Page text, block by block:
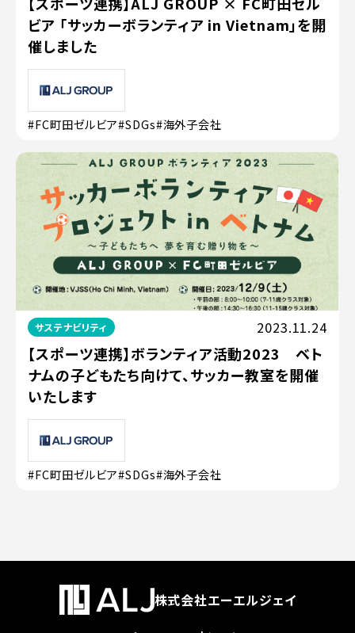
ビア 「サッカーボランティア in Vietnam」を開
催しました
#FC町田ゼルビア#SDGs#海外子会社
サステナビリティ 2023.11.24
【スポーツ連携】ボランティア活動2023 ベト
ナムの子どもたち向けて、サッカー教室を開催
いたします
#FC町田ゼルビア#SDGs#海外子会社
株式会社エーエルジェイ